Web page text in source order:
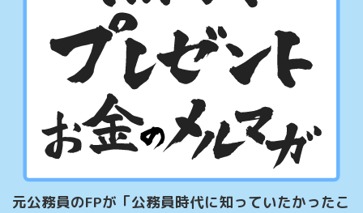
元公務員のFPが「公務員時代に知っていたかったこ